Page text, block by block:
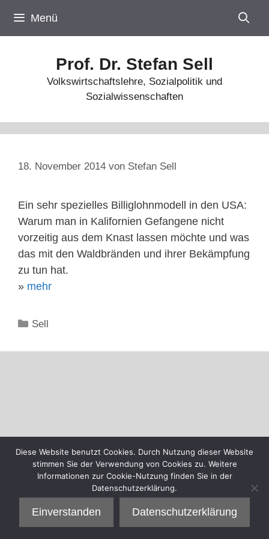
Inhalt
springen
Menü
Prof. Dr. Stefan Sell
Volkswirtschaftslehre, Sozialpolitik und
Sozialwissenschaften
18. November 2014 von Stefan Sell
Ein sehr spezielles Billiglohnmodell in den USA:
Warum man in Kalifornien Gefangene nicht
vorzeitig aus dem Knast lassen möchte und was
das mit den Waldbränden und ihrer Bekämpfung
zu tun hat.
» mehr
Kategorien
Sell
Diese Website benutzt Cookies. Durch Nutzung dieser Website
stimmen Sie der Verwendung von Cookies zu. Weitere
Informationen zur Cookie-Nutzung finden Sie in der
Datenschutzerklärung.
Einverstanden Datenschutzerklärung